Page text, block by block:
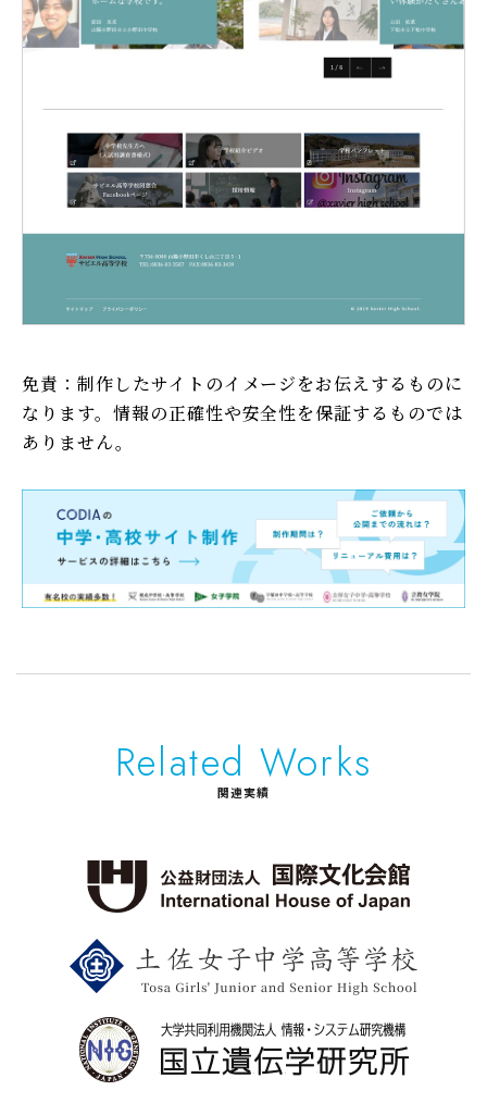
免責：制作したサイトのイメージをお伝えするものに
なります。情報の正確性や安全性を保証するものでは
ありません。
Related Works
関連実績